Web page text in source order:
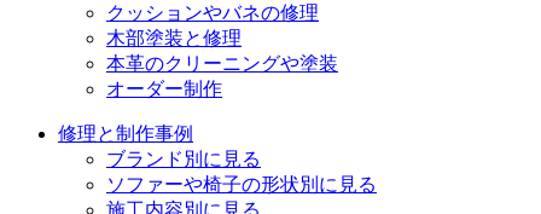
クッションやバネの修理
木部塗装と修理
本革のクリーニングや塗装
オーダー制作
修理と制作事例
ブランド別に見る
ソファーや椅子の形状別に見る